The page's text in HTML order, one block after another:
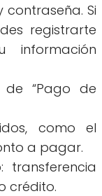
contraseña. Si
registrarte
información
“Pago de
como el
a pagar.
crédito.